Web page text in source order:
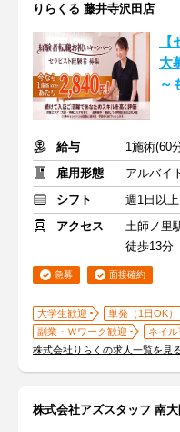
りらくる 藤井寺沢田店
大
～
給与
1施術(60
雇用形態
アルバイ
シフト
週1日以
アクセス
土師ノ里
徒歩13分
急募 面接確約
大学生歓迎 単発（1日OK）
副業・Ｗワーク歓迎
ネイル
株式会社りらくの求人一覧を見
株式会社アズスタッフ 南